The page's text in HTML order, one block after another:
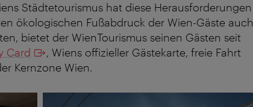
Städtetourismus hat diese Herausforderungen
ökologischen Fußabdruck der Wien-Gäste auch
bietet der WienTourismus seinen Gästen seit
Card
, Wiens offizieller Gästekarte, freie Fahrt
Kernzone Wien.